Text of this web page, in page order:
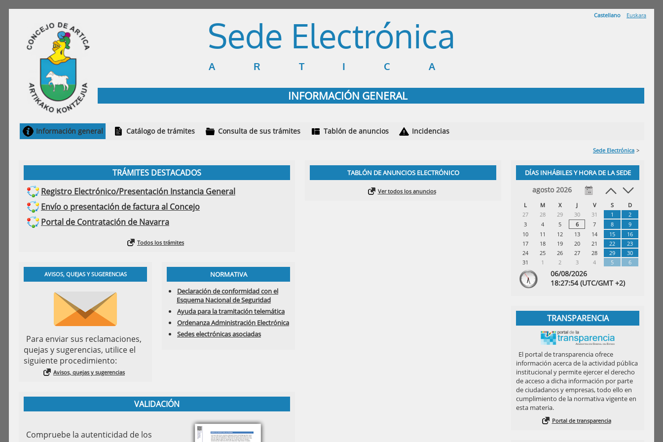
Castellano Euskara
Sede Electrónica
ARTICA
INFORMACIÓN GENERAL
Información general Catálogo de trámites Consulta de sus trámites Tablón de anuncios Incidencias
Sede Electrónica >
TRÁMITES DESTACADOS
Registro Electrónico/Presentación Instancia General
Envío o presentación de factura al Concejo
Portal de Contratación de Navarra
Todos los trámites
AVISOS, QUEJAS Y SUGERENCIAS
Para enviar sus reclamaciones,
quejas y sugerencias, utilice el
siguiente procedimiento:
Avisos, quejas y sugerencias
NORMATIVA
Declaración de conformidad con el
Esquema Nacional de Seguridad
Ayuda para la tramitación telemática
Ordenanza Administración Electrónica
Sedes electrónicas asociadas
VALIDACIÓN
Compruebe la autenticidad de los
TABLÓN DE ANUNCIOS ELECTRÓNICO
Ver todos los anuncios
DÍAS INHÁBILES Y HORA DE LA SEDE
agosto 2026
L M X J V S
D
27
28 29 30 31 1
2
3
4 5 6 7 8
9
10
11 12 13 14 15
16
17
18 19 20 21 22
23
24
25 26 27 28 29
30
31
1 2 3 4 5 6
06/08/2026
18:27:54 (UTC/GMT +2)
TRANSPARENCIA
El portal de transparencia ofrece
información acerca de la actividad pública
institucional y permite ejercer el derecho
de acceso a dicha información por parte
de ciudadanos y empresas, todo ello en
cumplimiento de la normativa vigente en
esta materia.
Portal de transparencia